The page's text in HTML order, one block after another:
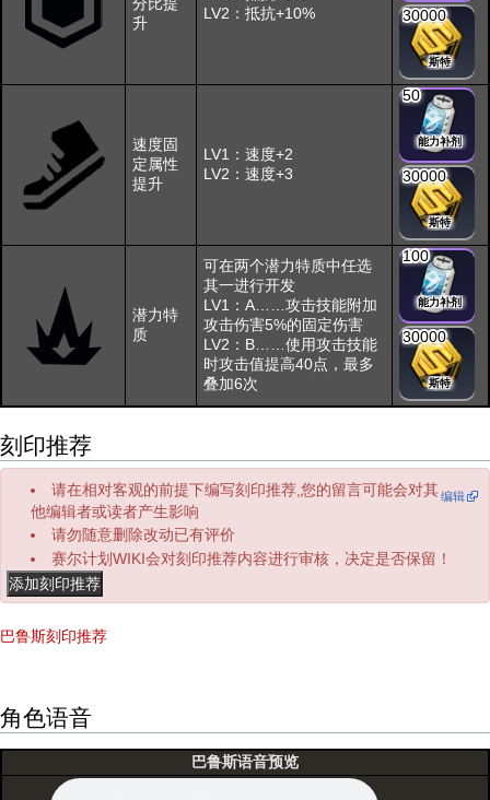
分比提
升
LV2：抵抗+10%
30000
斯特
速度固
定属性
提升
LV1：速度+2
LV2：速度+3
50
能力补剂
30000
斯特
潜力特
质
可在两个潜力特质中任选
其一进行开发
LV1：A……攻击技能附加
攻击伤害5%的固定伤害
LV2：B……使用攻击技能
时攻击值提高40点，最多
叠加6次
100
能力补剂
30000
斯特
刻印推荐
编辑
请在相对客观的前提下编写刻印推荐,您的留言可能会对其
他编辑者或读者产生影响
请勿随意删除改动已有评价
赛尔计划WIKI会对刻印推荐内容进行审核，决定是否保留！
巴鲁斯刻印推荐
角色语音
巴鲁斯语音预览